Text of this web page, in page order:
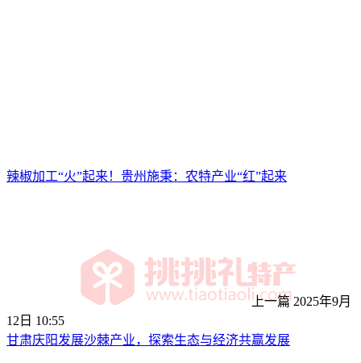
辣椒加工“火”起来！贵州施秉：农特产业“红”起来
上一篇 2025年9月
12日 10:55
甘肃庆阳发展沙棘产业，探索生态与经济共赢发展